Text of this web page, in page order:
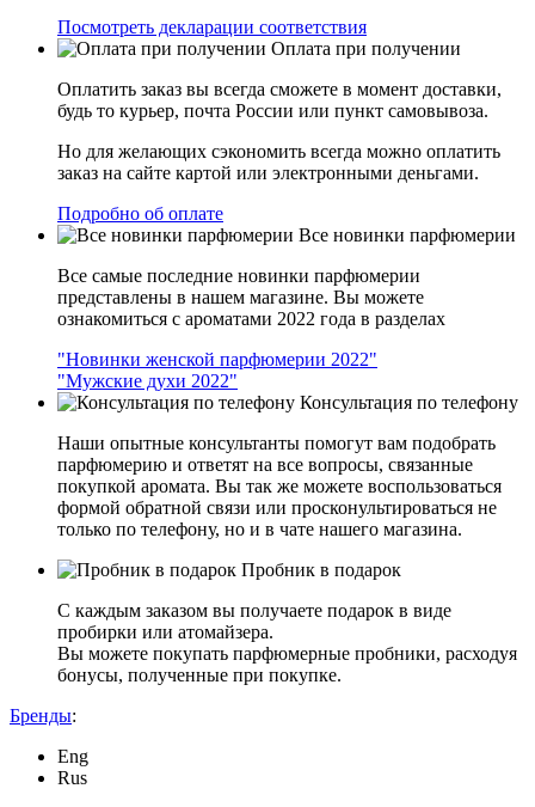
Посмотреть декларации соответствия
Оплата при получении
Оплатить заказ вы всегда сможете в момент доставки,
будь то курьер, почта России или пункт самовывоза.
Но для желающих сэкономить всегда можно оплатить
заказ на сайте картой или электронными деньгами.
Подробно об оплате
Все новинки парфюмерии
Все самые последние новинки парфюмерии
представлены в нашем магазине. Вы можете
ознакомиться с ароматами 2022 года в разделах
"Новинки женской парфюмерии 2022"
"Мужские духи 2022"
Консультация по телефону
Наши опытные консультанты помогут вам подобрать
парфюмерию и ответят на все вопросы, связанные
покупкой аромата. Вы так же можете воспользоваться
формой обратной связи или просконультироваться не
только по телефону, но и в чате нашего магазина.
Пробник в подарок
С каждым заказом вы получаете подарок в виде
пробирки или атомайзера.
Вы можете покупать парфюмерные пробники, расходуя
бонусы, полученные при покупке.
Бренды:
Eng
Rus